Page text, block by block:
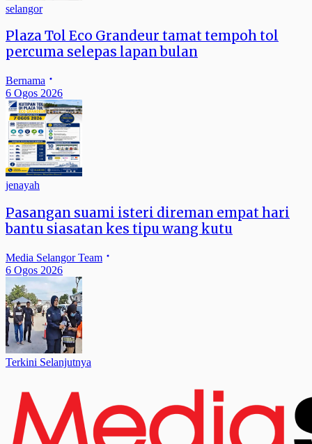
selangor
Plaza Tol Eco Grandeur tamat tempoh tol
percuma selepas lapan bulan
Bernama
6 Ogos 2026
jenayah
Pasangan suami isteri direman empat hari
bantu siasatan kes tipu wang kutu
Media Selangor Team
6 Ogos 2026
Terkini Selanjutnya